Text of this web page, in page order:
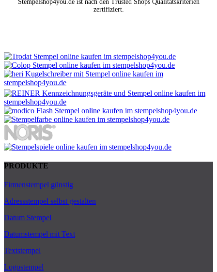
Stempelshop4you.de ist nach den Trusted Shops Qualitätskriterien
zertifiziert.
PRODUKTE
Firmenstempel günstig
Adressstempel selbst gestalten
Datum Stempel
Datumstempel mit Text
Textstempel
Logostempel